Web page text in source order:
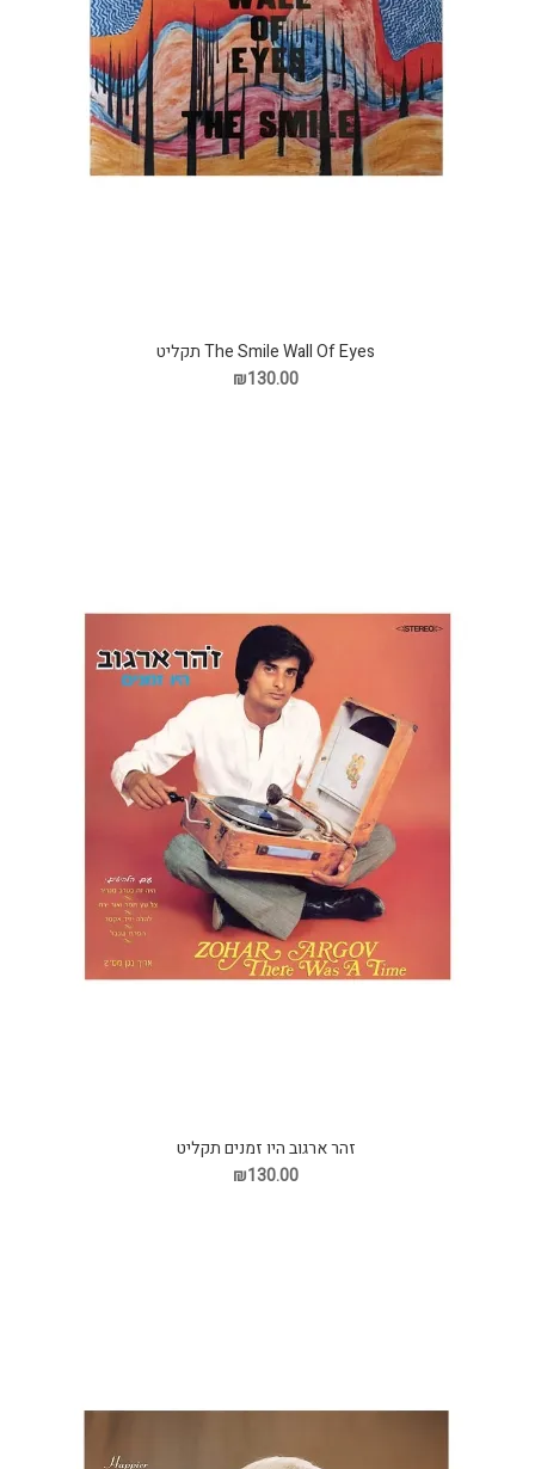
The Smile Wall Of Eyes תקליט
₪130.00
זהר ארגוב היו זמנים תקליט
₪130.00